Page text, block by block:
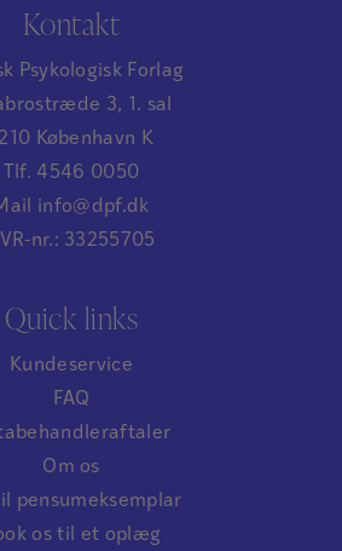
Kontakt
Psykologisk Forlag
3, 1. sal
København K
Tlf. 4546 0050
info@dpf.dk
nr.: 33255705
Quick links
Kundeservice
FAQ
Om os
pensumeksemplar
os til et oplæg